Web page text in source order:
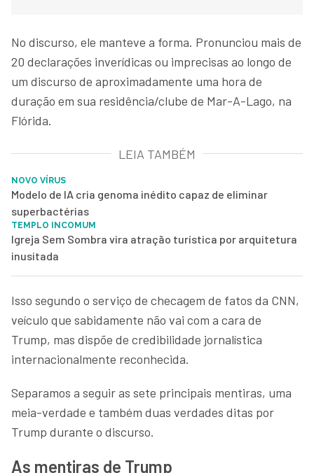
No discurso, ele manteve a forma. Pronunciou mais de
20 declarações inverídicas ou imprecisas ao longo de
um discurso de aproximadamente uma hora de
duração em sua residência/clube de Mar-A-Lago, na
Flórida.
LEIA TAMBÉM
NOVO VÍRUS
Modelo de IA cria genoma inédito capaz de eliminar
superbactérias
TEMPLO INCOMUM
Igreja Sem Sombra vira atração turística por arquitetura
inusitada
Isso segundo o serviço de checagem de fatos da CNN,
veículo que sabidamente não vai com a cara de
Trump, mas dispõe de credibilidade jornalística
internacionalmente reconhecida.
Separamos a seguir as sete principais mentiras, uma
meia-verdade e também duas verdades ditas por
Trump durante o discurso.
As mentiras de Trump